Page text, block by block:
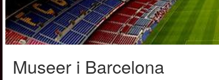
Museer i Barcelona